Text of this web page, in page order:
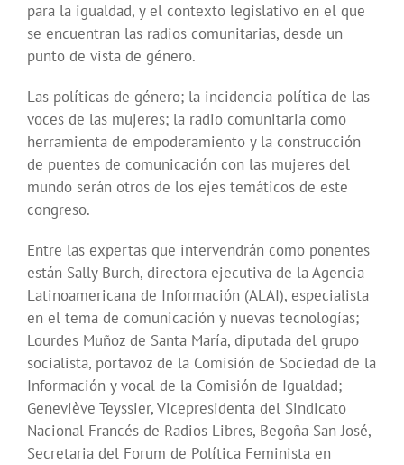
para la igualdad, y el contexto legislativo en el que
se encuentran las radios comunitarias, desde un
punto de vista de género.
Las políticas de género; la incidencia política de las
voces de las mujeres; la radio comunitaria como
herramienta de empoderamiento y la construcción
de puentes de comunicación con las mujeres del
mundo serán otros de los ejes temáticos de este
congreso.
Entre las expertas que intervendrán como ponentes
están Sally Burch, directora ejecutiva de la Agencia
Latinoamericana de Información (ALAI), especialista
en el tema de comunicación y nuevas tecnologías;
Lourdes Muñoz de Santa María, diputada del grupo
socialista, portavoz de la Comisión de Sociedad de la
Información y vocal de la Comisión de Igualdad;
Geneviève Teyssier, Vicepresidenta del Sindicato
Nacional Francés de Radios Libres, Begoña San José,
Secretaria del Forum de Política Feminista en